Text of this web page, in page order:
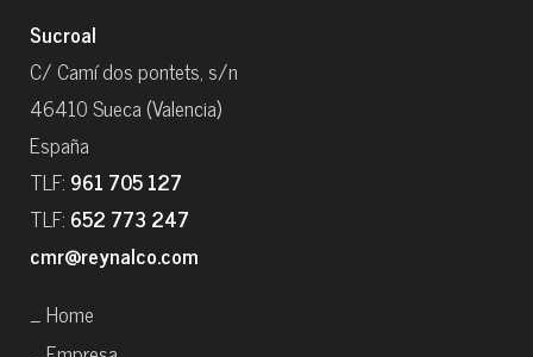
Sucroal
C/ Camí dos pontets, s/n
46410 Sueca (Valencia)
España
TLF: 961 705 127
TLF: 652 773 247
cmr@reynalco.com
_ Home